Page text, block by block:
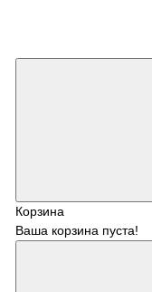
Корзина
Ваша корзина пуста!